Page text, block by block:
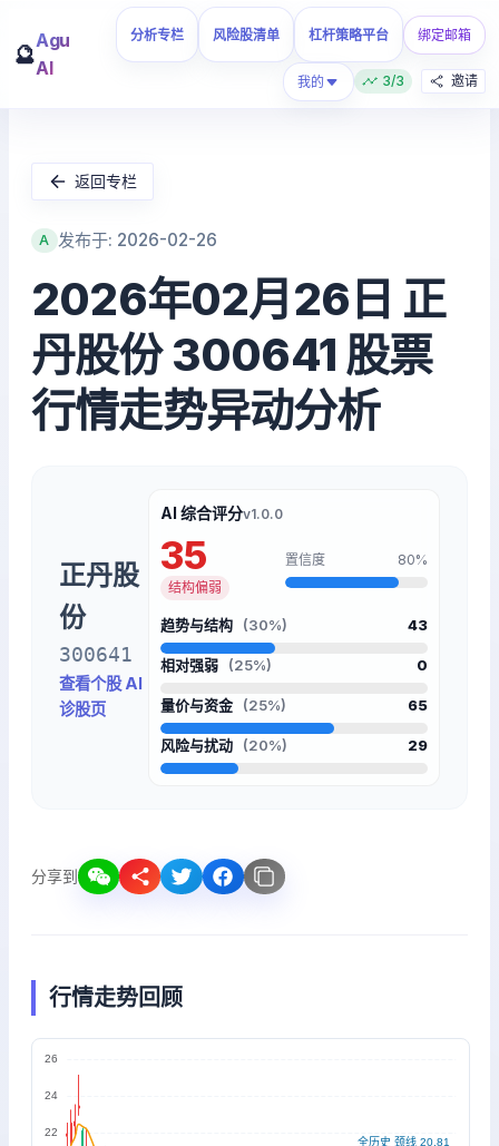
🔮
Agu
AI
分析专栏 风险股清单 杠杆策略平台 绑定邮箱
我的 3/3 邀请
返回专栏
A 发布于: 2026-02-26
2026年02月26日 正
丹股份 300641 股票
行情走势异动分析
正丹股
份
300641
查看个股 AI
诊股页
AI 综合评分v1.0.0
35
结构偏弱
置信度 80%
趋势与结构 (30%) 43
相对强弱 (25%) 0
量价与资金 (25%) 65
风险与扰动 (20%) 29
分享到
行情走势回顾